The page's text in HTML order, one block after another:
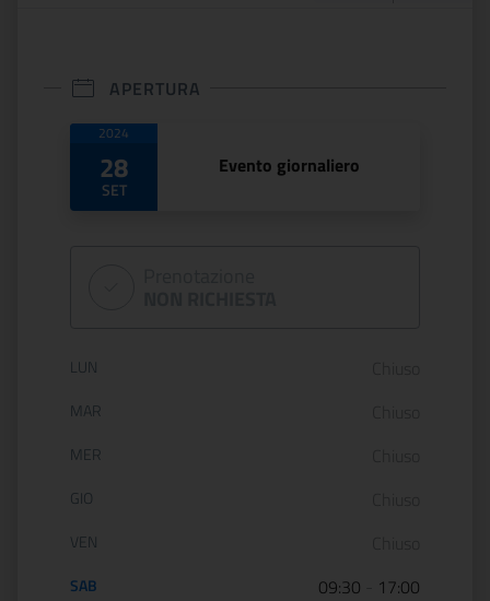
APERTURA
Date di apertura
2024
28
SET
Evento giornaliero
Orario di apertura:
LUN
MAR
MER
GIO
VEN
SAB 09:30 17:00